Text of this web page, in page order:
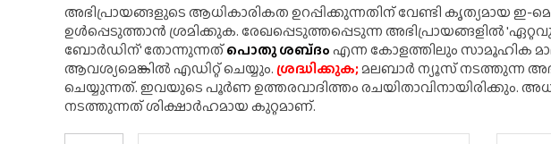
അഭിപ്രായങ്ങളുടെ ആധികാരികത ഉറപ്പിക്കുന്നതിന് വേണ്ടി കൃത്യമായ ഇ-
ഉൾപ്പെടുത്താൻ ശ്രമിക്കുക. രേഖപ്പെടുത്തപ്പെടുന്ന അഭിപ്രായങ്ങളിൽ
ബോർഡിന്' തോന്നുന്നത്പൊതു ശബ്‌ദംഎന്ന കോളത്തിലും സാമൂഹിക
ആവശ്യമെങ്കിൽ എഡിറ്റ് ചെയ്യും.ശ്രദ്ധിക്കുക;മലബാർ ന്യൂസ് നടത്തുന്ന
ചെയ്യുന്നത്. ഇവയുടെ പൂർണ ഉത്തരവാദിത്തം രചയിതാവിനായിരിക്കും.
നടത്തുന്നത് ശിക്ഷാർഹമായ കുറ്റമാണ്.